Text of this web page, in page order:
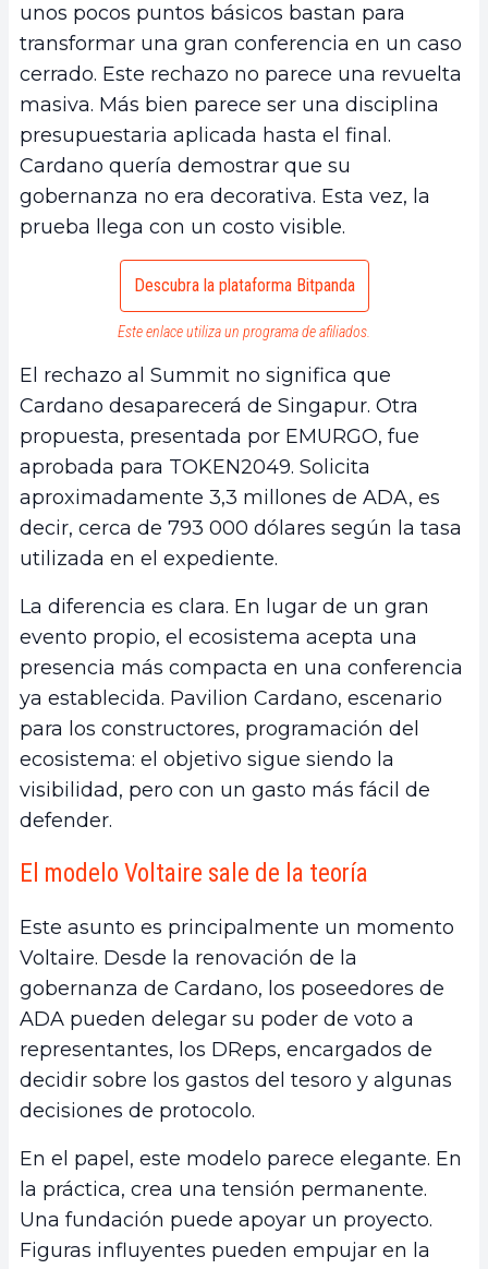
unos pocos puntos básicos bastan para
transformar una gran conferencia en un caso
cerrado. Este rechazo no parece una revuelta
masiva. Más bien parece ser una disciplina
presupuestaria aplicada hasta el final.
Cardano quería demostrar que su
gobernanza no era decorativa. Esta vez, la
prueba llega con un costo visible.
Descubra la plataforma Bitpanda
Este enlace utiliza un programa de afiliados.
El rechazo al Summit no significa que
Cardano desaparecerá de Singapur. Otra
propuesta, presentada por EMURGO, fue
aprobada para TOKEN2049. Solicita
aproximadamente 3,3 millones de ADA, es
decir, cerca de 793 000 dólares según la tasa
utilizada en el expediente.
La diferencia es clara. En lugar de un gran
evento propio, el ecosistema acepta una
presencia más compacta en una conferencia
ya establecida. Pavilion Cardano, escenario
para los constructores, programación del
ecosistema: el objetivo sigue siendo la
visibilidad, pero con un gasto más fácil de
defender.
El modelo Voltaire sale de la teoría
Este asunto es principalmente un momento
Voltaire. Desde la renovación de la
gobernanza de Cardano, los poseedores de
ADA pueden delegar su poder de voto a
representantes, los DReps, encargados de
decidir sobre los gastos del tesoro y algunas
decisiones de protocolo.
En el papel, este modelo parece elegante. En
la práctica, crea una tensión permanente.
Una fundación puede apoyar un proyecto.
Figuras influyentes pueden empujar en la